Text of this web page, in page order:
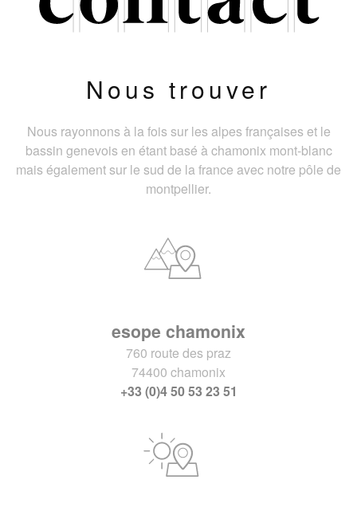
Nous trouver
Nous rayonnons à la fois sur les alpes françaises et le
bassin genevois en étant basé à chamonix mont-blanc
mais également sur le sud de la france avec notre pôle de
montpellier.
esope chamonix
760 route des praz
74400 chamonix
+33 (0)4 50 53 23 51